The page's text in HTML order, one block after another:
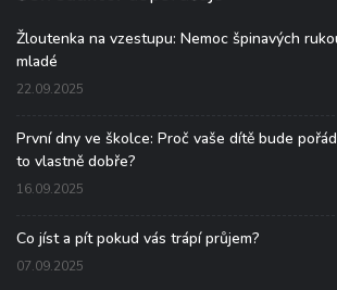
Žloutenka na vzestupu: Nemoc špinavých
mladé
22.09.2025
První dny ve školce: Proč vaše dítě bude
to vlastně dobře?
16.09.2025
Co jíst a pít pokud vás trápí průjem?
07.09.2025